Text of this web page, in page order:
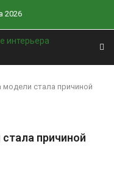
2026
стала причиной
причиной